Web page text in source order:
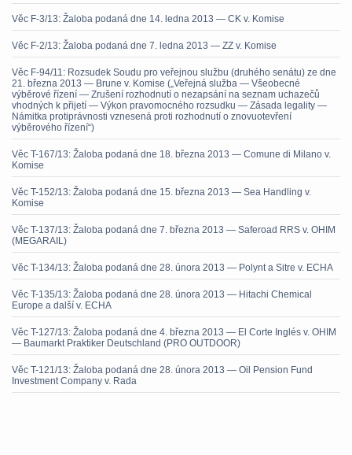
Věc F-3/13: Žaloba podaná dne 14. ledna 2013 — CK v. Komise
Věc F-2/13: Žaloba podaná dne 7. ledna 2013 — ZZ v. Komise
Věc F-94/11: Rozsudek Soudu pro veřejnou službu (druhého senátu) ze dne
21. března 2013 — Brune v. Komise („Veřejná služba — Všeobecné
výběrové řízení — Zrušení rozhodnutí o nezapsání na seznam uchazečů
vhodných k přijetí — Výkon pravomocného rozsudku — Zásada legality —
Námitka protiprávnosti vznesená proti rozhodnutí o znovuotevření
výběrového řízení“)
Věc T-167/13: Žaloba podaná dne 18. března 2013 — Comune di Milano v.
Komise
Věc T-152/13: Žaloba podaná dne 15. března 2013 — Sea Handling v.
Komise
Věc T-137/13: Žaloba podaná dne 7. března 2013 — Saferoad RRS v. OHIM
(MEGARAIL)
Věc T-134/13: Žaloba podaná dne 28. února 2013 — Polynt a Sitre v. ECHA
Věc T-135/13: Žaloba podaná dne 28. února 2013 — Hitachi Chemical
Europe a další v. ECHA
Věc T-127/13: Žaloba podaná dne 4. března 2013 — El Corte Inglés v. OHIM
— Baumarkt Praktiker Deutschland (PRO OUTDOOR)
Věc T-121/13: Žaloba podaná dne 28. února 2013 — Oil Pension Fund
Investment Company v. Rada